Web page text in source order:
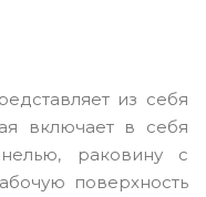
из себя
включает в себя
раковину с
поверхность